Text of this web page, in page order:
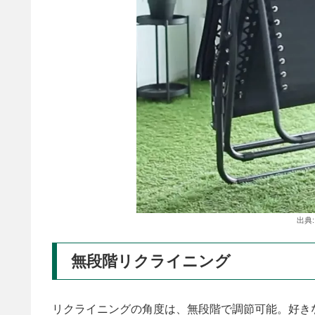
出典
無段階リクライニング
リクライニングの角度は、無段階で調節可能。好